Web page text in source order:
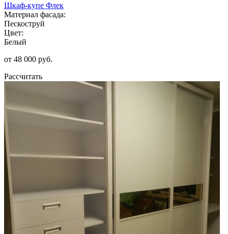
Шкаф-купе Флек
Материал фасада:
Пескоструй
Цвет:
Белый
от 48 000 руб.
Рассчитать